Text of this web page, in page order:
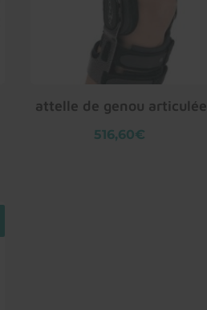
attelle de genou articulée
516,60€